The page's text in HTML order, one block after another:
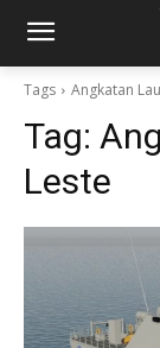
Tags Angkatan
Tag:
Leste